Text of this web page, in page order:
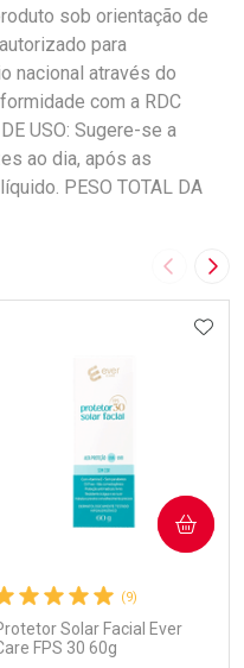
sob orientação de
para
nacional através do
com a RDC
USO: Sugere-se a
ao dia, após as
PESO TOTAL DA
Imagem
AOS FAVORITOS
(9)
Solar Facial Ever
FPS 30 60g
COMPRAR